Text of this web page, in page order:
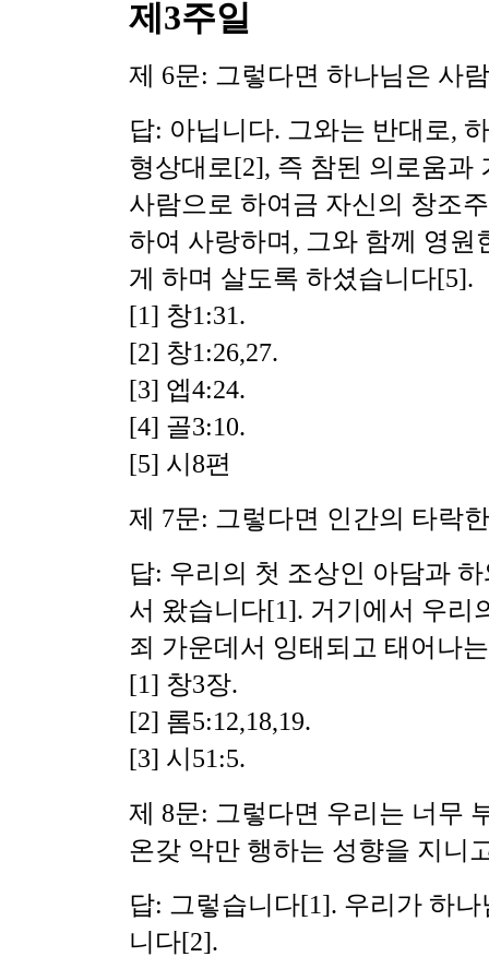
제3주일
제 6문: 그렇다면 하나님은 사
답: 아닙니다. 그와는 반대로,
형상대로[2], 즉 참된 의로움과
사람으로 하여금 자신의 창조
하여 사랑하며, 그와 함께 영
게 하며 살도록 하셨습니다[5].
[1] 창1:31.
[2] 창1:26,27.
[3] 엡4:24.
[4] 골3:10.
[5] 시8편
제 7문: 그렇다면 인간의 타락
답: 우리의 첫 조상인 아담과
서 왔습니다[1]. 거기에서 우리
죄 가운데서 잉태되고 태어나
[1] 창3장.
[2] 롬5:12,18,19.
[3] 시51:5.
제 8문: 그렇다면 우리는 너무
온갖 악만 행하는 성향을 지니
답: 그렇습니다[1]. 우리가 하
니다[2].